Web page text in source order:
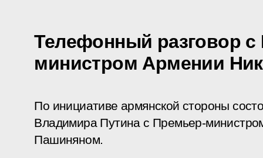
Телефонный разговор
министром Армении
По инициативе армянской стороны
Владимира Путина с Премьер-
Пашиняном.